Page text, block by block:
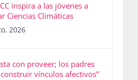
inspira a las jóvenes a
Ciencias Climáticas
2026
con proveer; los padres
vínculos afectivos”